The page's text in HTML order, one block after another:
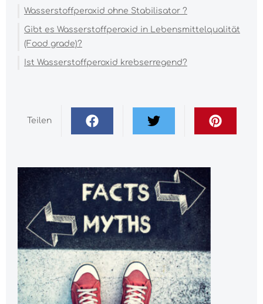
Wasserstoffperoxid ohne Stabilisator ?
Gibt es Wasserstoffperoxid in Lebensmittelqualität
(Food grade)?
Ist Wasserstoffperoxid krebserregend?
Teilen